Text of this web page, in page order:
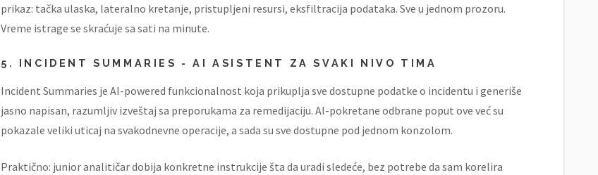
prikaz: tačka ulaska, lateralno kretanje, pristupljeni resursi, eksfiltracija podataka. Sve u jednom prozoru.
Vreme istrage se skraćuje sa sati na minute.
5. INCIDENT SUMMARIES - AI ASISTENT ZA SVAKI NIVO TIMA
Incident Summaries je AI-powered funkcionalnost koja prikuplja sve dostupne podatke o incidentu i generiše
jasno napisan, razumljiv izveštaj sa preporukama za remedijaciju. AI-pokretane odbrane poput ove već su
pokazale veliki uticaj na svakodnevne operacije, a sada su sve dostupne pod jednom konzolom.
Praktično: junior analitičar dobija konkretne instrukcije šta da uradi sledeće, bez potrebe da sam korelira